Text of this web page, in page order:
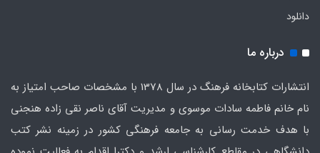
دانلود
درباره ما
انتشارات کتابخانه فرهنگ در سال 1378 با مشخصات صاحب امتیاز به
نام خانم فاطمه سادات موسوی و مدیریت آقای ناصر نقی زاده هنجنی
با هدف خدمت رسانی به جامعه فرهنگی کشور در زمینه نشر کتب